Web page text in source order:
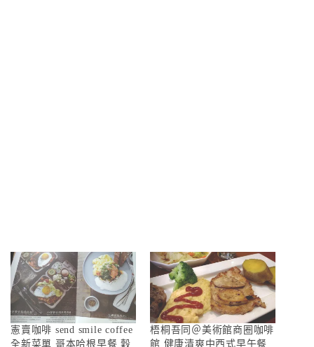
憲賣咖啡 send smile coffee
全新菜單 哥本哈根早餐 穀
梧桐吾同＠美術館商圈咖啡
館 健康清爽中西式早午餐